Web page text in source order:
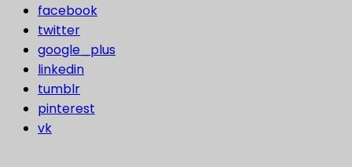
facebook
twitter
google_plus
linkedin
tumblr
pinterest
vk